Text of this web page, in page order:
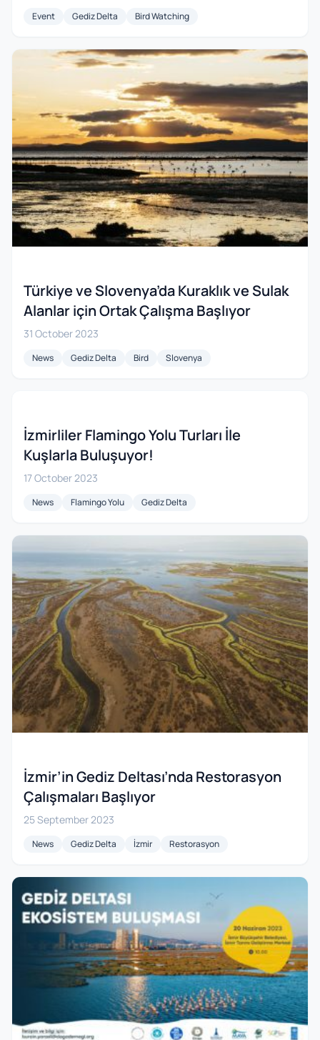
Event Gediz Delta Bird Watching
Türkiye ve Slovenya’da Kuraklık ve Sulak
Alanlar için Ortak Çalışma Başlıyor
31 October 2023
News Gediz Delta Bird Slovenya
İzmirliler Flamingo Yolu Turları İle
Kuşlarla Buluşuyor!
17 October 2023
News Flamingo Yolu Gediz Delta
İzmir’in Gediz Deltası’nda Restorasyon
Çalışmaları Başlıyor
25 September 2023
News Gediz Delta İzmir Restorasyon